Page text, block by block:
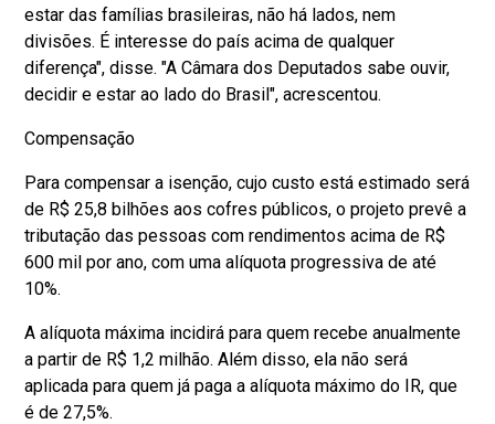
estar das famílias brasileiras, não há lados, nem
divisões. É interesse do país acima de qualquer
diferença", disse. "A Câmara dos Deputados sabe ouvir,
decidir e estar ao lado do Brasil", acrescentou.
Compensação
Para compensar a isenção, cujo custo está estimado será
de R$ 25,8 bilhões aos cofres públicos, o projeto prevê a
tributação das pessoas com rendimentos acima de R$
600 mil por ano, com uma alíquota progressiva de até
10%.
A alíquota máxima incidirá para quem recebe anualmente
a partir de R$ 1,2 milhão. Além disso, ela não será
aplicada para quem já paga a alíquota máximo do IR, que
é de 27,5%.